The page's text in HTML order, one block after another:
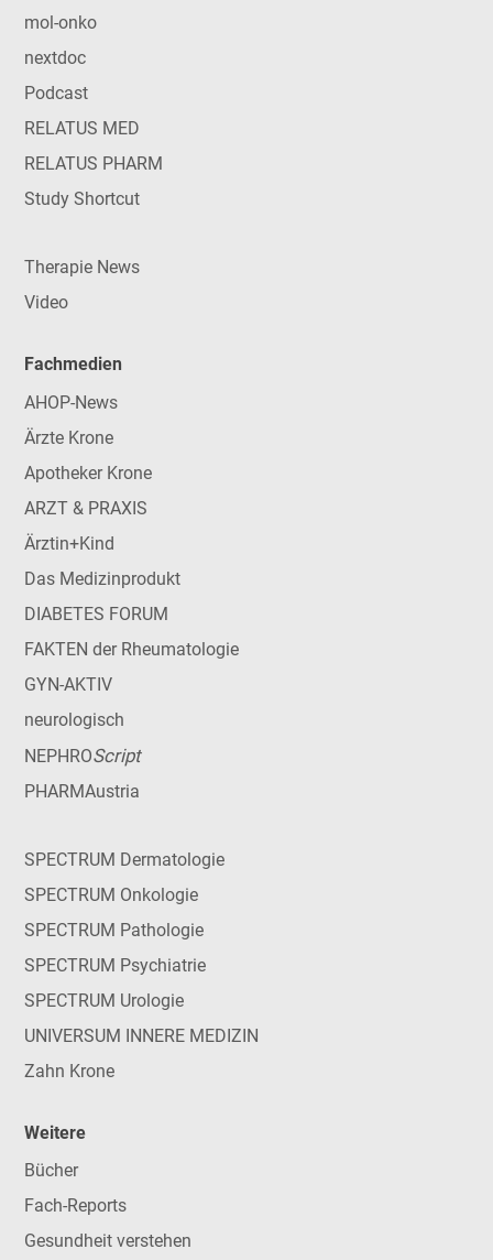
mol-onko
nextdoc
Podcast
RELATUS MED
RELATUS PHARM
Study Shortcut
Therapie News
Video
Fachmedien
AHOP-News
Ärzte Krone
Apotheker Krone
ARZT & PRAXIS
Ärztin+Kind
Das Medizinprodukt
DIABETES FORUM
FAKTEN der Rheumatologie
GYN-AKTIV
neurologisch
NEPHROScript
PHARMAustria
SPECTRUM Dermatologie
SPECTRUM Onkologie
SPECTRUM Pathologie
SPECTRUM Psychiatrie
SPECTRUM Urologie
UNIVERSUM INNERE MEDIZIN
Zahn Krone
Weitere
Bücher
Fach-Reports
Gesundheit verstehen